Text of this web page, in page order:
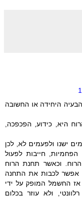
היחידה או החשובה
היא, כידוע, הפכפכה,
ישנו ולפעמים לא, לכן
חייבות לפעול
וכאשר תחנת הרוח
לכבות את התחנה
החשמל המופק על ידי
ולא עוזר בכלום